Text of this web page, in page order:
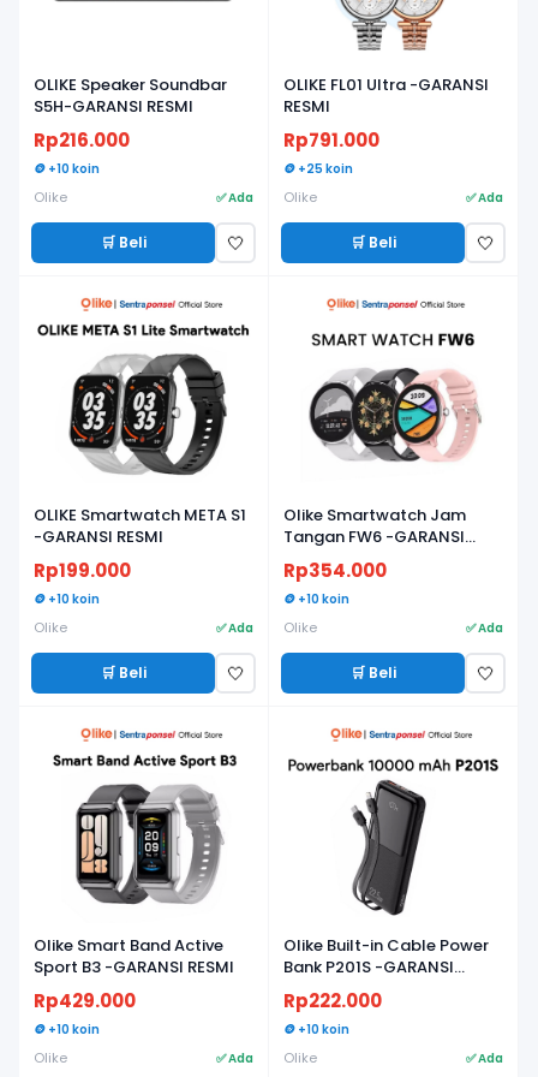
OLIKE Speaker Soundbar
S5H-GARANSI RESMI
Rp216.000
🪙 +10 koin
Olike ✅ Ada
🛒 Beli 🤍
OLIKE FL01 Ultra -GARANSI
RESMI
Rp791.000
🪙 +25 koin
Olike ✅ Ada
🛒 Beli 🤍
OLIKE Smartwatch META S1
-GARANSI RESMI
Rp199.000
🪙 +10 koin
Olike ✅ Ada
🛒 Beli 🤍
Olike Smartwatch Jam
Tangan FW6 -GARANSI
RESMI
Rp354.000
🪙 +10 koin
Olike ✅ Ada
🛒 Beli 🤍
Olike Smart Band Active
Sport B3 -GARANSI RESMI
Rp429.000
🪙 +10 koin
Olike ✅ Ada
Olike Built-in Cable Power
Bank P201S -GARANSI
RESMI
Rp222.000
🪙 +10 koin
Olike ✅ Ada